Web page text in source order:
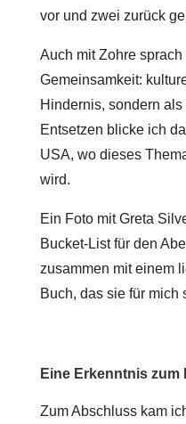
vor und zwei zurück
Auch mit Zohre
Gemeinsamkeit:
Hindernis, sondern
Entsetzen blicke ich
USA, wo dieses
wird.
Ein Foto mit Greta
Bucket-List für den
zusammen mit einem
Buch, das sie für mich
Eine Erkenntnis zum
Zum Abschluss kam